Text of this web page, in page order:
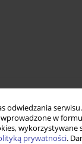
odwiedzania
w
prywatności.
wstępne